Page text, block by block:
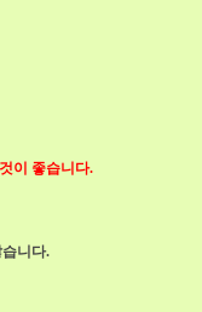
이 좋습니다.
니다.